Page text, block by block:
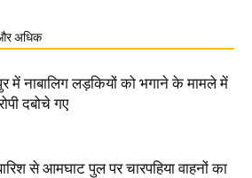
अधिक
में नाबालिग लड़कियों को भगाने के मामले में
दबोचे गए
से आमघाट पुल पर चारपहिया वाहनों का